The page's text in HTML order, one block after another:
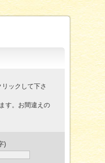
ックして下さ
す。お間違えの
)